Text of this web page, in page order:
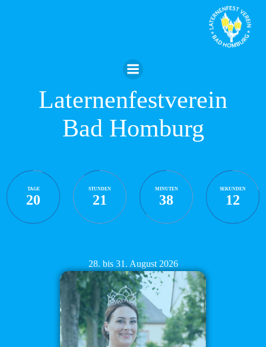
Laternenfestverein
Bad Homburg
TAGE
20
STUNDEN
21
MINUTEN
38
SEKUNDEN
11
28. bis 31. August 2026